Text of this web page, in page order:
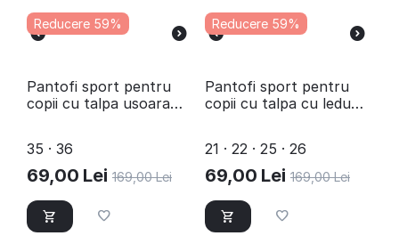
Reducere 59%
Pantofi sport pentru
copii cu talpa usoara
35 · 36
69,00 Lei 169,00 Lei
Reducere 59%
Pantofi sport pentru
copii cu talpa cu leduri
21 · 22 · 25 · 26
69,00 Lei 169,00 Lei